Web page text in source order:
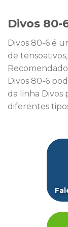
Divos 80-
Divos 80-6 é
de
Divos 80-6
da linha Divos
diferentes